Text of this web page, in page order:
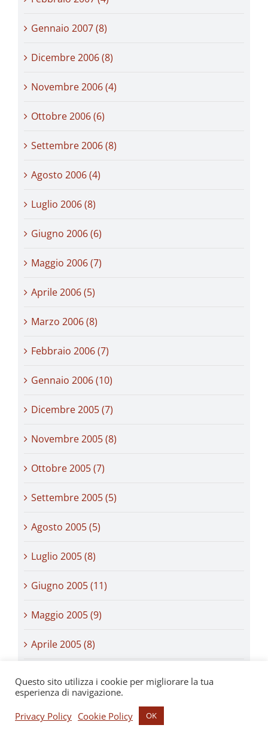
Gennaio 2007 (8)
Dicembre 2006 (8)
Novembre 2006 (4)
Ottobre 2006 (6)
Settembre 2006 (8)
Agosto 2006 (4)
Luglio 2006 (8)
Giugno 2006 (6)
Maggio 2006 (7)
Aprile 2006 (5)
Marzo 2006 (8)
Febbraio 2006 (7)
Gennaio 2006 (10)
Dicembre 2005 (7)
Novembre 2005 (8)
Ottobre 2005 (7)
Settembre 2005 (5)
Agosto 2005 (5)
Luglio 2005 (8)
Giugno 2005 (11)
Maggio 2005 (9)
Aprile 2005 (8)
Questo sito utilizza i cookie per migliorare la tua
esperienza di navigazione.
Privacy Policy Cookie Policy OK